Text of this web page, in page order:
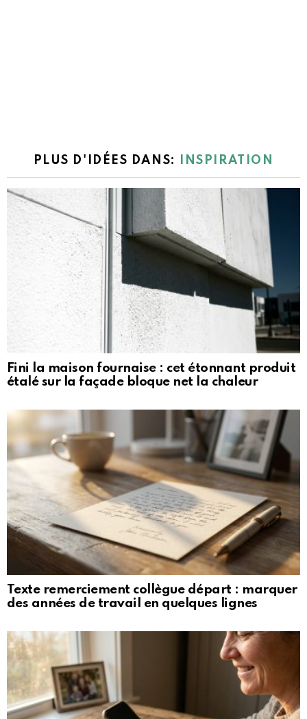
PLUS D'IDÉES DANS: INSPIRATION
Fini la maison fournaise : cet étonnant produit
étalé sur la façade bloque net la chaleur
Texte remerciement collègue départ : marquer
des années de travail en quelques lignes